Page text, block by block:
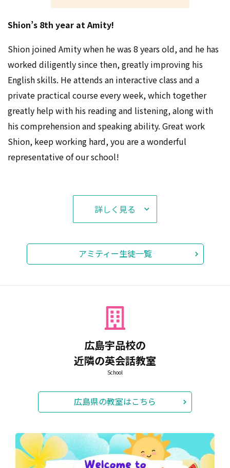
お祭り前にぜひお越しください💛
場所：アミティー宇品校
内容：フルーツうちわを作ろう♪
予約不要、飛び込み参加もOK🙆‍♀️
たくさんのご参加をお待ちしています♪
2026.07.23 お知らせ
🍉無料イベントのお知らせ🍉
場所：アミティー宇品校
内容：フルーツうちわを作ろう♪
予約不要、飛び込み参加もOK🙆‍♀️
自習スペースも完備のアミティー⭐︎レッスン前後の待ち時間・
放課後のレッスンまでの時間・保護者様のお迎えまでのお時
けます！
Shion’s 8th year at Amity!
Shion joined Amity when he was 8 years old, and he has
worked diligently since then, greatly improving his
English skills. He attends an interactive class and a
private practical course every week, which together
greatly help with his reading and listening, along with
his comprehension and speaking ability. Great work
Shion, keep working hard, you are a wonderful
representative of our school!
詳しく見る
アミティー生徒一覧
広島宇品校の
近隣の英会話教室
School
広島県の教室はこちら